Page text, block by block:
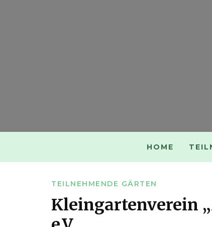
HOME
TEILNEHMENDE GÄRTEN
Kleingartenverein